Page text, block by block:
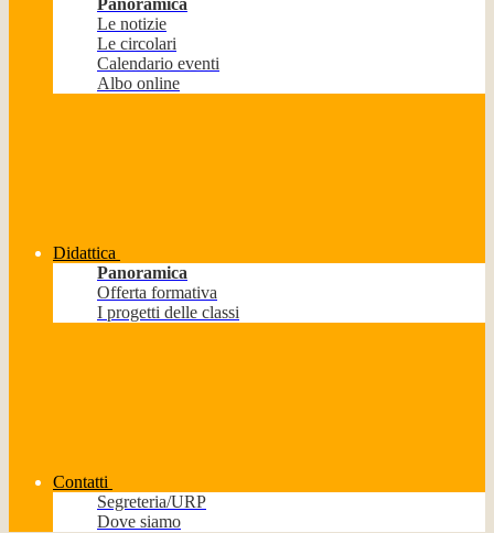
Panoramica
Le notizie
Le circolari
Calendario eventi
Albo online
Didattica
Panoramica
Offerta formativa
I progetti delle classi
Contatti
Segreteria/URP
Dove siamo